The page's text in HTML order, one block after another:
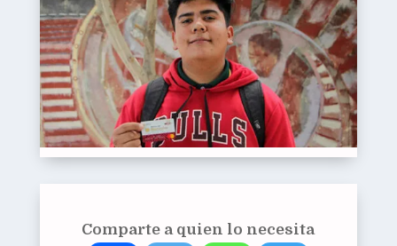
Comparte a quien lo necesita